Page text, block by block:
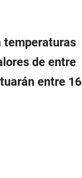
temperaturas
de entre
entre 16